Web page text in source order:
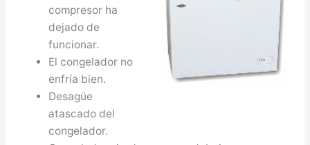
compresor ha
dejado de
funcionar.
El congelador no
enfría bien.
Desagüe
atascado del
congelador.